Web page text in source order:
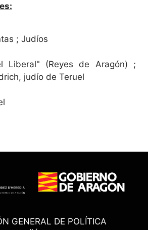
; Judíos
Liberal" (Reyes de Aragón) ;
judío de Teruel
GENERAL DE POLÍTICA